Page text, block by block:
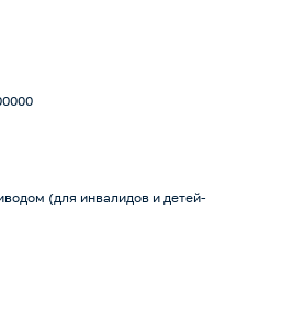
(для инвалидов и детей-